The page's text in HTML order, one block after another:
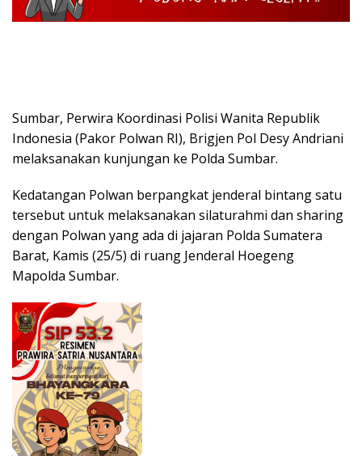
Sumbar, Perwira Koordinasi Polisi Wanita Republik
Indonesia (Pakor Polwan RI), Brigjen Pol Desy Andriani
melaksanakan kunjungan ke Polda Sumbar.
Kedatangan Polwan berpangkat jenderal bintang satu
tersebut untuk melaksanakan silaturahmi dan sharing
dengan Polwan yang ada di jajaran Polda Sumatera
Barat, Kamis (25/5) di ruang Jenderal Hoegeng
Mapolda Sumbar.